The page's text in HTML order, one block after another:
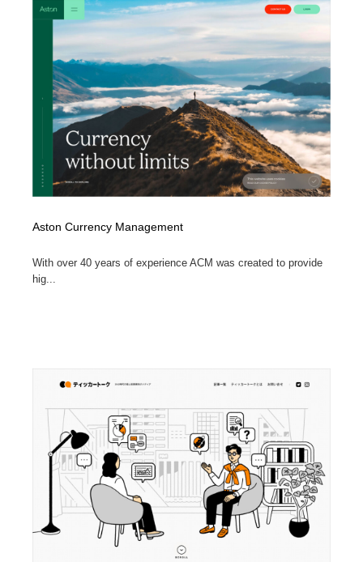
Aston Currency Management
With over 40 years of experience ACM was created to provide
hig...